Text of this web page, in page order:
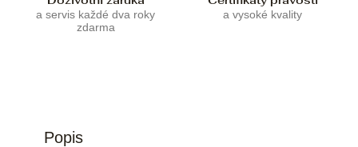
a servis každé dva roky
zdarma
a vysoké kvality
Popis